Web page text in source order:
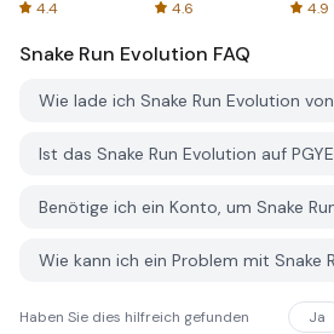
4.4 4.6 4.9
Snake Run Evolution FAQ
Haben Sie dies hilfreich gefunden Ja